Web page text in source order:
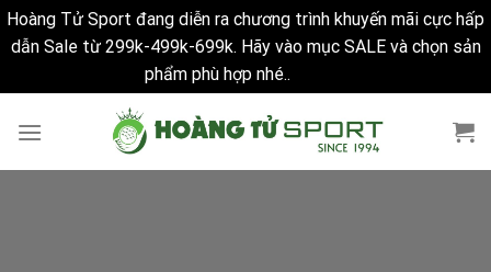
Hoàng Tử Sport đang diễn ra chương trình khuyến mãi cực hấp
dẫn Sale từ 299k-499k-699k. Hãy vào mục SALE và chọn sản
phẩm phù hợp nhé..